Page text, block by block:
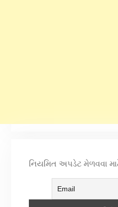
નિયમિત અપડેટ મેળવવા